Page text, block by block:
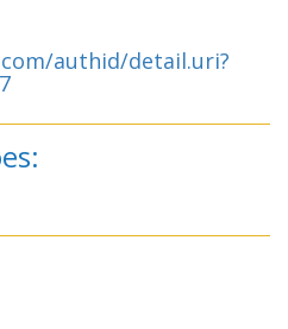
authid/detail.uri?